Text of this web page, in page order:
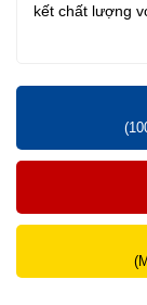
kết chất lượng